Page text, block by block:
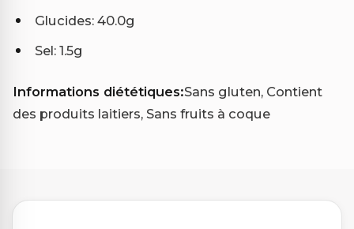
Glucides: 40.0g
Sel: 1.5g
Informations diététiques:Sans gluten, Contient
des produits laitiers, Sans fruits à coque